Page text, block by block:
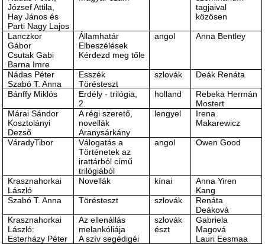
József Attila,
Hay János és
Parti Nagy Lajos
tagjaival
közösen
Lanczkor
Gábor
Csutak Gabi
Barna Imre
Államhatár
Elbeszélések
Kérdezd meg tőle
angol Anna Bentley
Nádas Péter
Szabó T. Anna
Esszék
Törésteszt
szlovák Deák Renáta
Bánffy Miklós
Erdély - trilógia,
2.
holland
Rebeka Hermán
Mostert
Márai Sándor
Kosztolányi
Dezső
A régi szerető,
novellák
Aranysárkány
lengyel
Irena
Makarewicz
VáradyTibor
Válogatás a
Történetek az
irattárból című
trilógiából
angol Owen Good
Krasznahorkai
László
Novellák kínai
Anna Yiren
Kang
Szabó T. Anna
Törésteszt szlovák
Renáta
Deáková
Krasznahorkai
László:
Esterházy Péter
Az ellenállás
melankóliája
A szív segédigéi
szlovák
észt
Gabriela
Magová
Lauri Eesmaa